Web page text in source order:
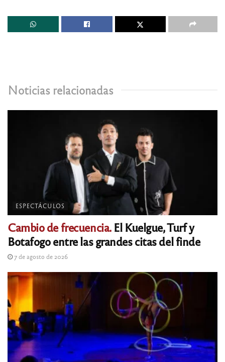
Noticias relacionadas
ESPECTÁCULOS
Cambio de frecuencia.El Kuelgue, Turf y
Botafogo entre las grandes citas del finde
7 de agosto de 2026